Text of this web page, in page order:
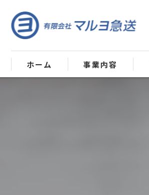
ホーム 事業内容